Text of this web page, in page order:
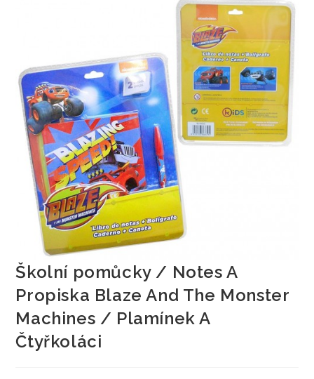
Školní pomůcky / Notes A
Propiska Blaze And The Monster
Machines / Plamínek A
Čtyřkoláci